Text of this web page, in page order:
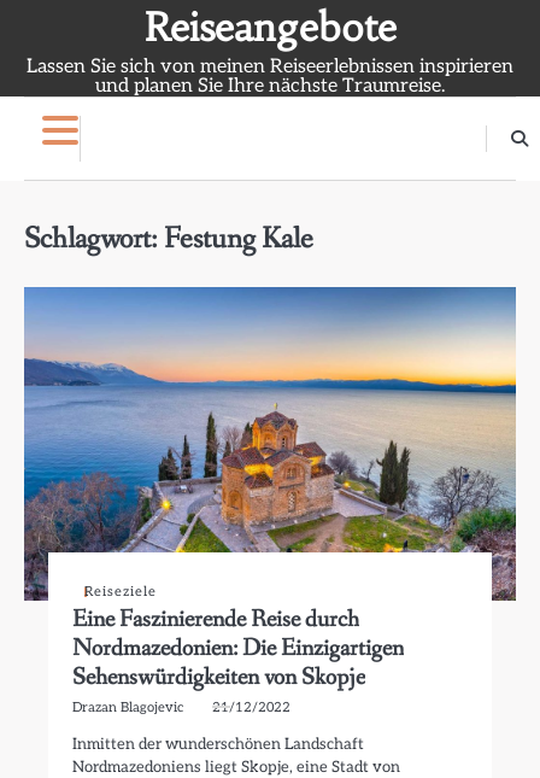
content
Reiseangebote
Lassen Sie sich von meinen Reiseerlebnissen inspirieren
und planen Sie Ihre nächste Traumreise.
Schlagwort: Festung Kale
Reiseziele
Eine Faszinierende Reise durch
Nordmazedonien: Die Einzigartigen
Sehenswürdigkeiten von Skopje
Drazan Blagojevic 21/12/2022
Inmitten der wunderschönen Landschaft
Nordmazedoniens liegt Skopje, eine Stadt von